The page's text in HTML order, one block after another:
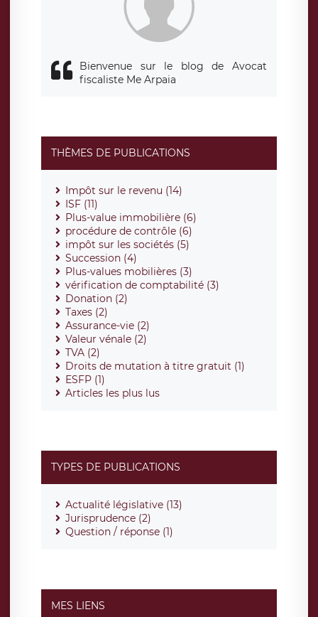
Bienvenue sur le blog de Avocat
fiscaliste Me Arpaia
THÈMES DE PUBLICATIONS
Impôt sur le revenu (14)
ISF (11)
Plus-value immobilière (6)
procédure de contrôle (6)
impôt sur les sociétés (5)
Succession (4)
Plus-values mobilières (3)
vérification de comptabilité (3)
Donation (2)
Taxes (2)
Assurance-vie (2)
Valeur vénale (2)
TVA (2)
Droits de mutation à titre gratuit (1)
ESFP (1)
Articles les plus lus
TYPES DE PUBLICATIONS
Actualité législative (13)
Jurisprudence (2)
Question / réponse (1)
MES LIENS